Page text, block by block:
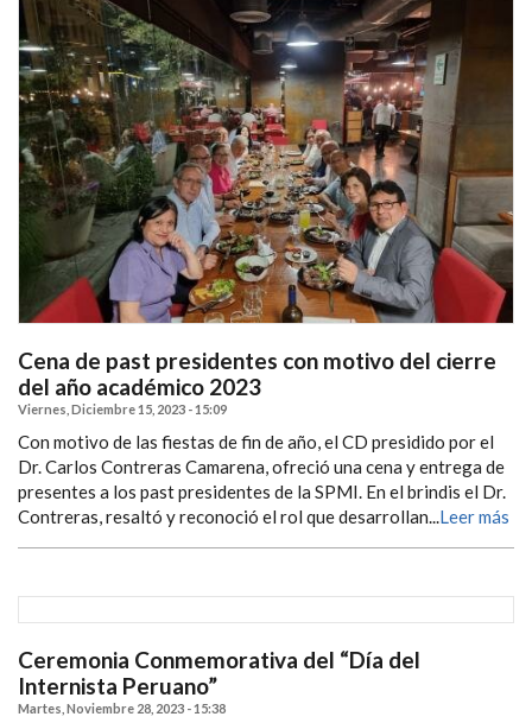
Cena de past presidentes con motivo del cierre
del año académico 2023
Viernes, Diciembre 15, 2023 - 15:09
Con motivo de las fiestas de fin de año, el CD presidido por el
Dr. Carlos Contreras Camarena, ofreció una cena y entrega de
presentes a los past presidentes de la SPMI. En el brindis el Dr.
Contreras, resaltó y reconoció el rol que desarrollan...Leer más
Ceremonia Conmemorativa del “Día del
Internista Peruano”
Martes, Noviembre 28, 2023 - 15:38